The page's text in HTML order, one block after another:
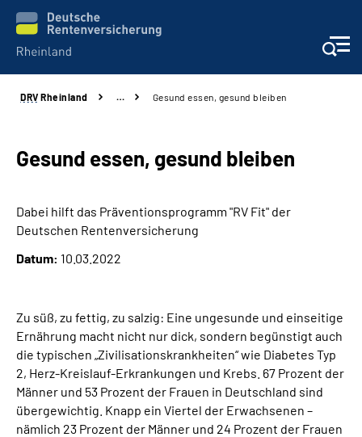
Aktuelles
Beratung und Kontakt
Über uns
Presse
Inhalte in Gebärdensprache (DGS)
DRV Rheinland … Gesund essen, gesund bleiben
Gesund essen, gesund bleiben
Dabei hilft das Präventionsprogramm "RV Fit" der
Deutschen Rentenversicherung
Datum: 10.03.2022
Zu süß, zu fettig, zu salzig: Eine ungesunde und einseitige
Ernährung macht nicht nur dick, sondern begünstigt auch
die typischen „Zivilisationskrankheiten“ wie Diabetes Typ
2, Herz-Kreislauf-Erkrankungen und Krebs. 67 Prozent der
Männer und 53 Prozent der Frauen in Deutschland sind
übergewichtig. Knapp ein Viertel der Erwachsenen –
nämlich 23 Prozent der Männer und 24 Prozent der Frauen